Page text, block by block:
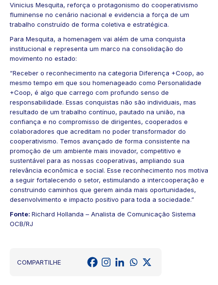
Vinicius Mesquita, reforça o protagonismo do cooperativismo
fluminense no cenário nacional e evidencia a força de um
trabalho construído de forma coletiva e estratégica.
Para Mesquita, a homenagem vai além de uma conquista
institucional e representa um marco na consolidação do
movimento no estado:
“Receber o reconhecimento na categoria Diferença +Coop, ao
mesmo tempo em que sou homenageado como Personalidade
+Coop, é algo que carrego com profundo senso de
responsabilidade. Essas conquistas não são individuais, mas
resultado de um trabalho contínuo, pautado na união, na
confiança e no compromisso de dirigentes, cooperados e
colaboradores que acreditam no poder transformador do
cooperativismo. Temos avançado de forma consistente na
promoção de um ambiente mais inovador, competitivo e
sustentável para as nossas cooperativas, ampliando sua
relevância econômica e social. Esse reconhecimento nos motiva
a seguir fortalecendo o setor, estimulando a intercooperação e
construindo caminhos que gerem ainda mais oportunidades,
desenvolvimento e impacto positivo para toda a sociedade.”
Fonte: Richard Hollanda – Analista de Comunicação Sistema
OCB/RJ
COMPARTILHE